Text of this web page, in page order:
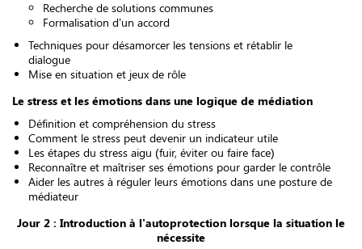
Recherche de solutions communes
Formalisation d’un accord
Techniques pour désamorcer les tensions et rétablir le
dialogue
Mise en situation et jeux de rôle
Le stress et les émotions dans une logique de médiation
Définition et compréhension du stress
Comment le stress peut devenir un indicateur utile
Les étapes du stress aigu (fuir, éviter ou faire face)
Reconnaître et maîtriser ses émotions pour garder le contrôle
Aider les autres à réguler leurs émotions dans une posture de
médiateur
Jour 2 : Introduction à l'autoprotection lorsque la situation le
nécessite